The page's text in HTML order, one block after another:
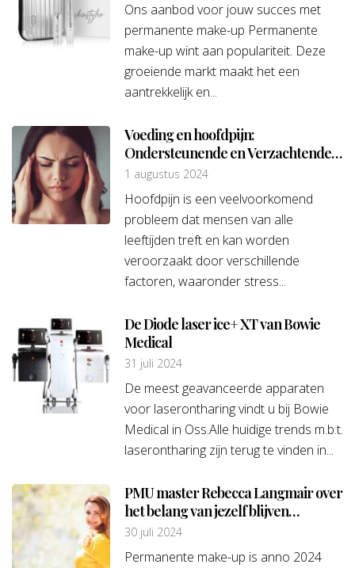
Ons aanbod voor jouw succes met
permanente make-up Permanente
make-up wint aan populariteit. Deze
groeiende markt maakt het een
aantrekkelijk en...
Voeding en hoofdpijn:
Ondersteunende en Verzachtende
opties
1 augustus 2024
Hoofdpijn is een veelvoorkomend
probleem dat mensen van alle
leeftijden treft en kan worden
veroorzaakt door verschillende
factoren, waaronder stress...
De Diode laser ice+ XT van Bowie
Medical
31 juli 2024
De meest geavanceerde apparaten
voor laserontharing vindt u bij Bowie
Medical in Oss.Alle huidige trends m.b.t.
laserontharing zijn terug te vinden in...
PMU master Rebecca Langmair over
het belang van jezelf blijven
ontwikkelen
30 juli 2024
Permanente make-up is anno 2024